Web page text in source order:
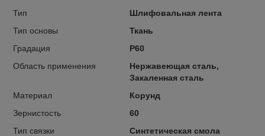
Тип
Шлифовальная лента
Тип основы
Ткань
Градация
P60
Область применения
Нержавеющая сталь,
Закаленная сталь
Материал
Корунд
Зернистость
60
Тип связки
Синтетическая смола